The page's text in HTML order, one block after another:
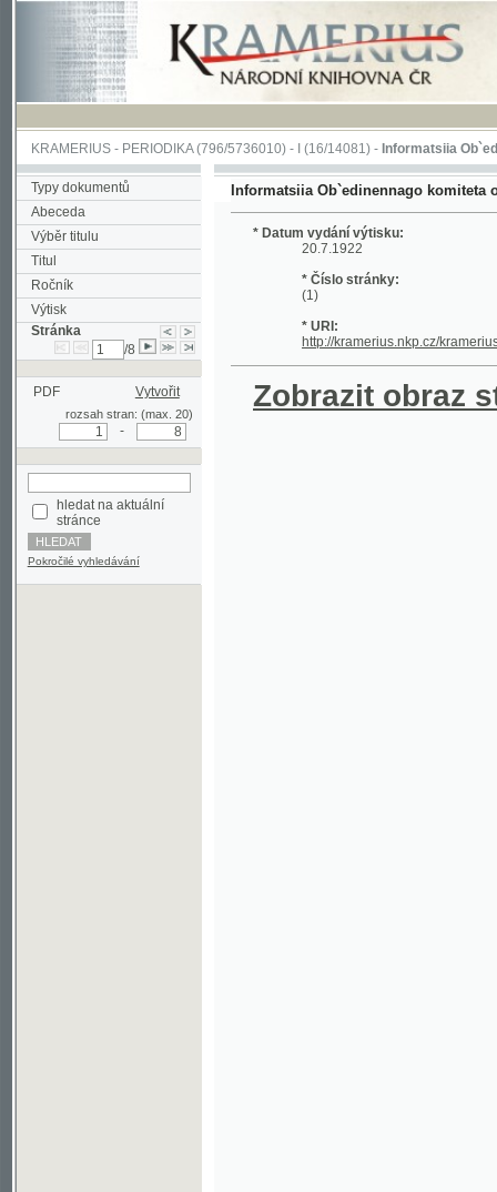
KRAMERIUS-PERIODIKA(796/5736010) -I(16/14081) -Informatsiia
Typy dokumentů
Abeceda
Výběr titulu
Titul
Ročník
Výtisk
Stránka
PDF Vytvořit
rozsah stran: (max. 20)
stránce
Pokročilé vyhledávání
Informatsiia Ob`edinennago komiteta
* Datum vydání výtisku:
20.7.1922
* Číslo stránky:
* URI:
Zobrazit obraz